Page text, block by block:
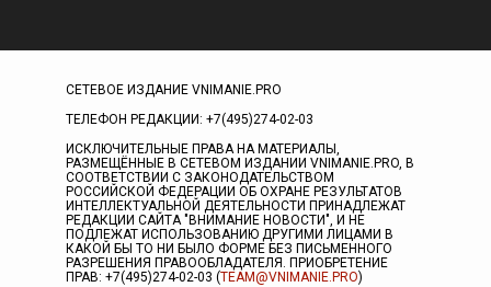
СЕТЕВОЕ ИЗДАНИЕ VNIMANIE.PRO
ТЕЛЕФОН РЕДАКЦИИ: +7(495)274-02-03
ИСКЛЮЧИТЕЛЬНЫЕ ПРАВА НА МАТЕРИАЛЫ,
РАЗМЕЩЁННЫЕ В СЕТЕВОМ ИЗДАНИИ VNIMANIE.PRO, В
СООТВЕТСТВИИ С ЗАКОНОДАТЕЛЬСТВОМ
РОССИЙСКОЙ ФЕДЕРАЦИИ ОБ ОХРАНЕ РЕЗУЛЬТАТОВ
ИНТЕЛЛЕКТУАЛЬНОЙ ДЕЯТЕЛЬНОСТИ ПРИНАДЛЕЖАТ
РЕДАКЦИИ САЙТА "ВНИМАНИЕ НОВОСТИ", И НЕ
ПОДЛЕЖАТ ИСПОЛЬЗОВАНИЮ ДРУГИМИ ЛИЦАМИ В
КАКОЙ БЫ ТО НИ БЫЛО ФОРМЕ БЕЗ ПИСЬМЕННОГО
РАЗРЕШЕНИЯ ПРАВООБЛАДАТЕЛЯ. ПРИОБРЕТЕНИЕ
ПРАВ: +7(495)274-02-03 (TEAM@VNIMANIE.PRO)